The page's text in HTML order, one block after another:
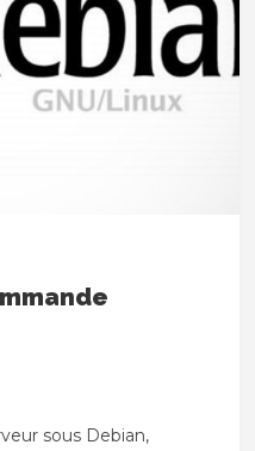
sous Debian,